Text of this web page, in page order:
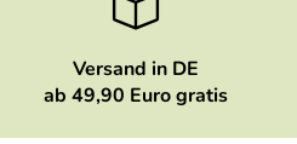
Versand in DE
ab 49,90 Euro gratis